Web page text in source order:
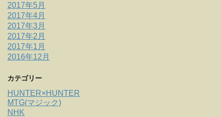
2017年5月
2017年4月
2017年3月
2017年2月
2017年1月
2016年12月
カテゴリー
HUNTER×HUNTER
MTG(マジック)
NHK